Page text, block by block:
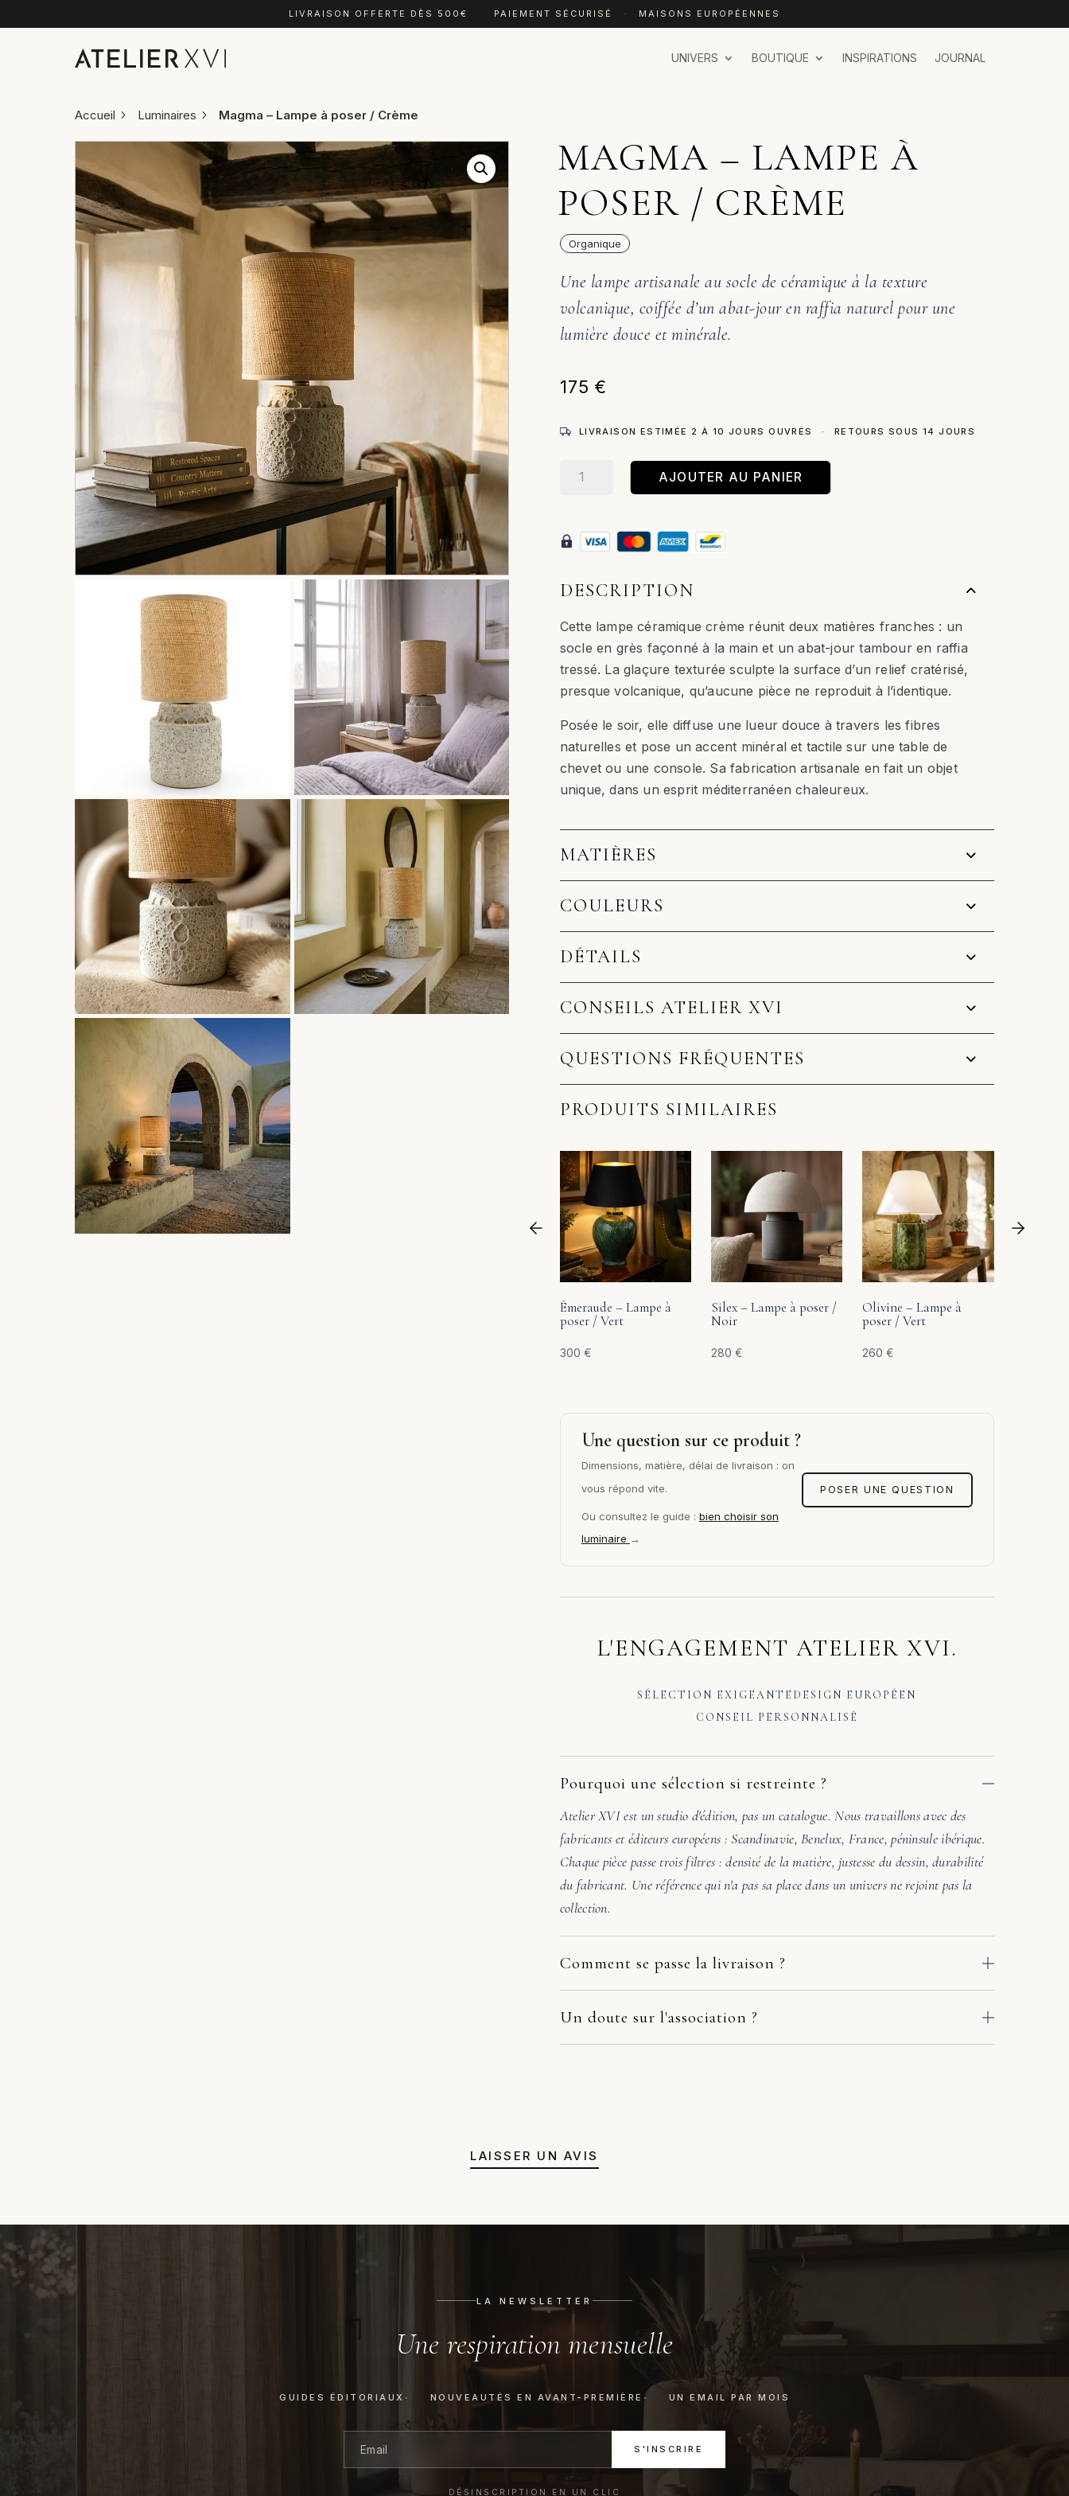
LIVRAISON OFFERTE DÈS 500€ · PAIEMENT SÉCURISÉ · MAISONS EUROPÉENNES
UNIVERS BOUTIQUE INSPIRATIONS JOURNAL
Accueil Luminaires Magma – Lampe à poser / Crème
MAGMA – LAMPE À
POSER / CRÈME
Organique
Une lampe artisanale au socle de céramique à la texture
volcanique, coiffée d’un abat-jour en raffia naturel pour une
lumière douce et minérale.
175 €
LIVRAISON ESTIMÉE 2 À 10 JOURS OUVRÉS · RETOURS SOUS 14 JOURS
Lampe
poser
Crème
AJOUTER AU PANIER
DESCRIPTION
Cette lampe céramique crème réunit deux matières franches : un
socle en grès façonné à la main et un abat-jour tambour en raffia
tressé. La glaçure texturée sculpte la surface d’un relief cratérisé,
presque volcanique, qu’aucune pièce ne reproduit à l’identique.
Posée le soir, elle diffuse une lueur douce à travers les fibres
naturelles et pose un accent minéral et tactile sur une table de
chevet ou une console. Sa fabrication artisanale en fait un objet
unique, dans un esprit méditerranéen chaleureux.
MATIÈRES
COULEURS
DÉTAILS
CONSEILS ATELIER XVI
QUESTIONS FRÉQUENTES
PRODUITS SIMILAIRES
Émeraude – Lampe à
poser / Vert
300 €
Silex – Lampe à poser /
Noir
280€
Olivine – Lampe à
poser / Vert
260€
175
Une question sur ce produit ?
Dimensions, matière, délai de livraison : on
vous répond vite.
Ou consultez le guide : bien choisir son
luminaire →
POSER UNE QUESTION
L'ENGAGEMENT ATELIER XVI.
SÉLECTION EXIGEANTE DESIGN EUROPÉEN
CONSEIL PERSONNALISÉ
Pourquoi une sélection si restreinte ?
Atelier XVI est un studio d'édition, pas un catalogue. Nous travaillons avec des
fabricants et éditeurs européens : Scandinavie, Benelux, France, péninsule ibérique.
Chaque pièce passe trois filtres : densité de la matière, justesse du dessin, durabilité
du fabricant. Une référence qui n'a pas sa place dans un univers ne rejoint pas la
collection.
Comment se passe la livraison ?
dépend du fabricant et de votre adresse : comptez en général 2 à 10 jours ouvrés. Si
Un doute sur l'association ?
LAISSER UN AVIS
LA NEWSLETTER
Une respiration mensuelle
GUIDES ÉDITORIAUX NOUVEAUTÉS EN AVANT-PREMIÈRE UN EMAIL PAR MOIS
S'INSCRIRE
DÉSINSCRIPTION EN UN CLIC